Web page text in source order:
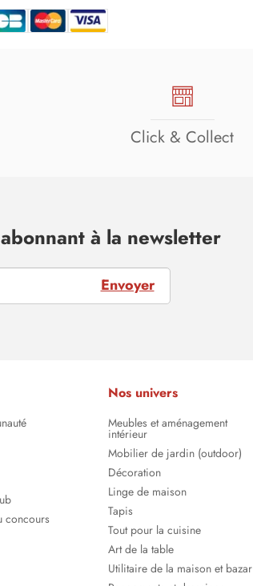
Click & Collect
à la newsletter
Envoyer
concours
Nos univers
Meubles et aménagement
intérieur
Mobilier de jardin (outdoor)
Décoration
Linge de maison
Tapis
Tout pour la cuisine
Art de la table
Utilitaire de la maison et bazar